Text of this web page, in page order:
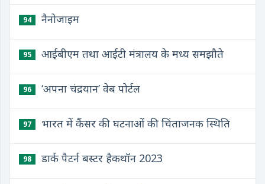
94 नैनोजाइम
95 आईबीएम तथा आईटी मंत्रालय के मध्य समझौते
96 ‘अपना चंद्रयान’ वेब पोर्टल
97 भारत में कैंसर की घटनाओं की चिंताजनक स्थिति
98 डार्क पैटर्न बस्टर हैकथॉन 2023